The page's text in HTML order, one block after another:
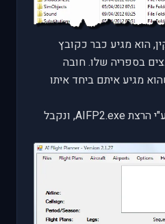
הוא מגיע כבר כקובץ
בספריה שלו. חובה
מגיע איתם ביחד איתו
הרצתAIFP2.exe, ונקבל